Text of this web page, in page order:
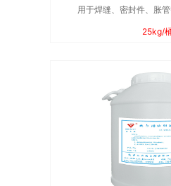
用于焊缝、密封件、胀管
25kg/